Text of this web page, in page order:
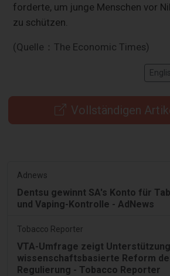
forderte, um junge Menschen vor
zu schützen.
(Quelle：The Economic Times)
Vollständigen
Adnews
Dentsu gewinnt SA's Konto für
und Vaping-Kontrolle - AdNews
Tobacco Reporter
VTA-Umfrage zeigt
wissenschaftsbasierte Reform
Regulierung - Tobacco Reporter